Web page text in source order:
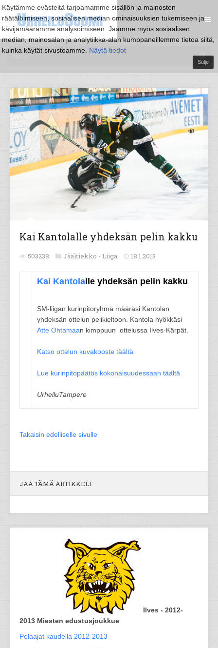
Käytämme evästeitä tarjoamamme sisällön ja mainosten
räätälöimiseen, sosiaalisen median ominaisuuksien tukemiseen ja
kävijämäärämme analysoimiseen. Jaamme myös sosiaalisen
median, mainosalan ja analytiikka-alan kumppaneillemme tietoa siitä,
kuinka käytät sivustoamme. Näytä tiedot
Sulje
Kai Kantolalle yhdeksän pelin kakku
503238 Jääkiekko - Liiga 18.1.2013
Kai Kantolalle yhdeksän pelin kakku
SM-liigan kurinpitoryhmä määräsi Kantolan
yhdeksän ottelun pelikieltoon. Kantola hyökkäsi
Atte Ohtamaan kimppuun ottelussa Ilves-Kärpät.
Katso ottelun kuvakooste täältä
Lue kurinpitopäätös kokonaisuudessaan täältä
UrheiluTampere
Takaisin edelliselle sivulle
JAA TÄMÄ ARTIKKELI
Ilves - 2012-
2013 Miesten edustusjoukkue
Pelaajat kaudella 2012-2013